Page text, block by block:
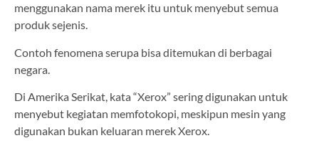
menggunakan nama merek itu untuk menyebut semua
produk sejenis.
Contoh fenomena serupa bisa ditemukan di berbagai
negara.
Di Amerika Serikat, kata “Xerox” sering digunakan untuk
menyebut kegiatan memfotokopi, meskipun mesin yang
digunakan bukan keluaran merek Xerox.